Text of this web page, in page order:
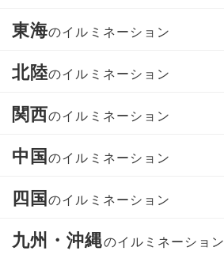
東海のイルミネーション
北陸のイルミネーション
関西のイルミネーション
中国のイルミネーション
四国のイルミネーション
九州・沖縄のイルミネーション